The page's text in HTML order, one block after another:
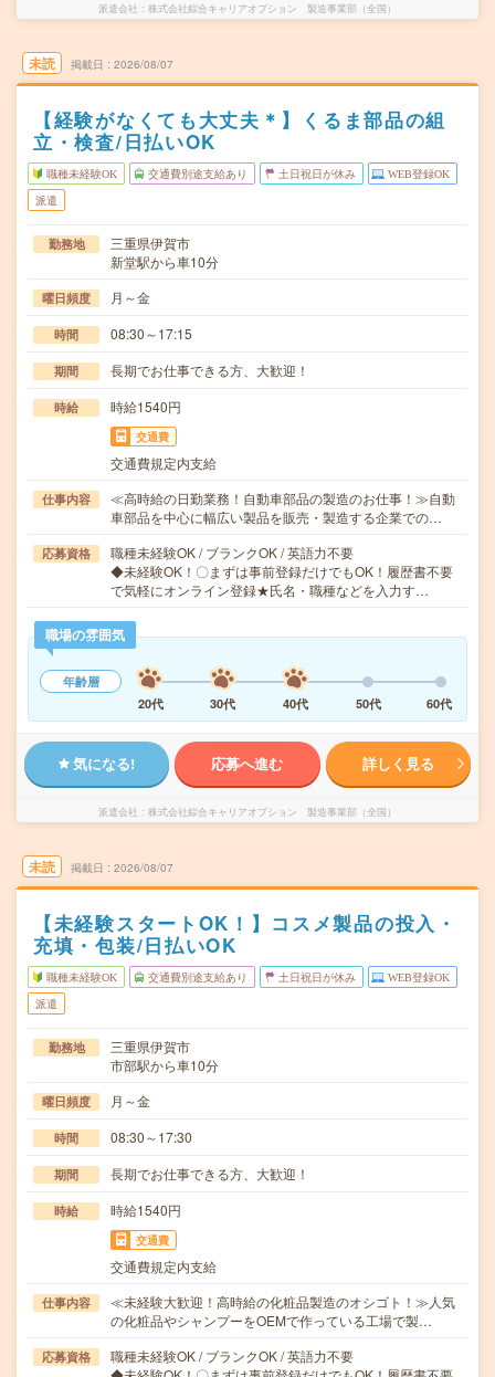
派遣会社 株式会社綜合キャリアオプション 製造事業部（全国）
未読 掲載日 2026/08/07
【経験がなくても大丈夫＊】くるま部品の組
立・検査/日払いOK
職種未経験OK 交通費別途支給あり 土日祝日が休み WEB登録OK
派遣
勤務地
三重県伊賀市
新堂駅から車10分
曜日頻度 月～金
時間 08:30～17:15
期間 長期でお仕事できる方、大歓迎！
時給 時給1540円
交通費
交通費規定内支給
仕事内容
≪高時給の日勤業務！自動車部品の製造のお仕事！≫自動
車部品を中心に幅広い製品を販売・製造する企業での…
応募資格
職種未経験OK / ブランクOK / 英語力不要
◆未経験OK！〇まずは事前登録だけでもOK！履歴書不要
で気軽にオンライン登録★氏名・職種などを入力す…
職場の雰囲気
年齢層
20代
30代 40代 50代 60代
気になる! 応募へ進む 詳しく見る
派遣会社 株式会社綜合キャリアオプション 製造事業部（全国）
未読 掲載日 2026/08/07
【未経験スタートOK！】コスメ製品の投入・
充填・包装/日払いOK
職種未経験OK 交通費別途支給あり 土日祝日が休み WEB登録OK
派遣
勤務地
三重県伊賀市
市部駅から車10分
曜日頻度 月～金
時間 08:30～17:30
期間 長期でお仕事できる方、大歓迎！
時給 時給1540円
交通費
交通費規定内支給
仕事内容
≪未経験大歓迎！高時給の化粧品製造のオシゴト！≫人気
の化粧品やシャンプーをOEMで作っている工場で製…
応募資格
職種未経験OK / ブランクOK / 英語力不要